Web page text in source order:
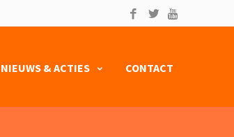
NIEUWS & ACTIES CONTACT